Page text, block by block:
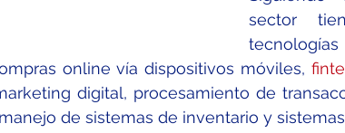
sector
online vía dispositivos móviles,
digital, procesamiento de
de sistemas de inventario y